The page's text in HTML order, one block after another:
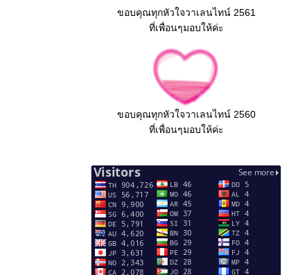
ขอบคุณทุกหัวใจวาเลนไทน์ 2561
ที่เพื่อนๆมอบให้ค่ะ
ขอบคุณทุกหัวใจวาเลนไทน์ 2560
ที่เพื่อนๆมอบให้ค่ะ